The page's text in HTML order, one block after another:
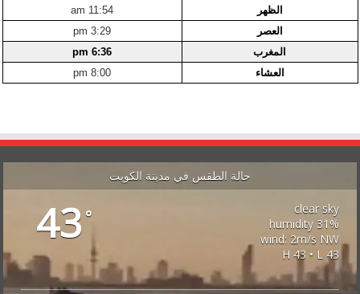
الظهر
11:54 am
العصر
3:29 pm
المغرب
6:36 pm
العشاء
8:00 pm
حالة الطقس في مدينة الكويت
43°
clear sky
31% humidity
wind: 2m/s NW
H 43 • L 43